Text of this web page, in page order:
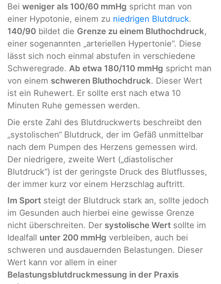
Bei weniger als 100/60 mmHg spricht man von
einer Hypotonie, einem zu niedrigen Blutdruck.
140/90 bildet die Grenze zu einem Bluthochdruck,
einer sogenannten „arteriellen Hypertonie“. Diese
lässt sich noch einmal abstufen in verschiedene
Schweregrade. Ab etwa 180/110 mmHg spricht man
von einem schweren Bluthochdruck. Dieser Wert
ist ein Ruhewert. Er sollte erst nach etwa 10
Minuten Ruhe gemessen werden.
Die erste Zahl des Blutdruckwerts beschreibt den
„systolischen“ Blutdruck, der im Gefäß unmittelbar
nach dem Pumpen des Herzens gemessen wird.
Der niedrigere, zweite Wert („diastolischer
Blutdruck“) ist der geringste Druck des Blutflusses,
der immer kurz vor einem Herzschlag auftritt.
Im Sport steigt der Blutdruck stark an, sollte jedoch
im Gesunden auch hierbei eine gewisse Grenze
nicht überschreiten. Der systolische Wert sollte im
Idealfall unter 200 mmHg verbleiben, auch bei
schweren und ausdauernden Belastungen. Dieser
Wert kann vor allem in einer
Belastungsblutdruckmessung in der Praxis